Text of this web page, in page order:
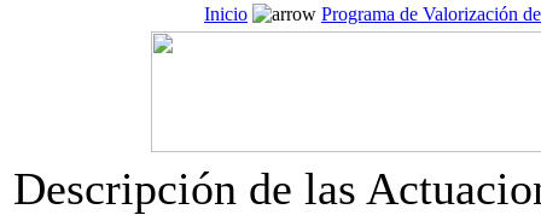
Inicio Programa de Valorización
Descripción de las